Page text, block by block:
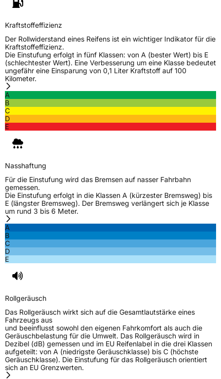
Kraftstoffeffizienz
Der Rollwiderstand eines Reifens ist ein wichtiger Indikator für die
Kraftstoffeffizienz.
Die Einstufung erfolgt in fünf Klassen: von A (bester Wert) bis E
(schlechtester Wert). Eine Verbesserung um eine Klasse bedeutet
ungefähr eine Einsparung von 0,1 Liter Kraftstoff auf 100
Kilometer.
A
B
C
D
E
Nasshaftung
Für die Einstufung wird das Bremsen auf nasser Fahrbahn
gemessen.
Die Einstufung erfolgt in die Klassen A (kürzester Bremsweg) bis
E (längster Bremsweg). Der Bremsweg verlängert sich je Klasse
um rund 3 bis 6 Meter.
A
B
C
D
E
Rollgeräusch
Das Rollgeräusch wirkt sich auf die Gesamtlautstärke eines
Fahrzeugs aus
und beeinflusst sowohl den eigenen Fahrkomfort als auch die
Geräuschbelastung für die Umwelt. Das Rollgeräusch wird in
Dezibel (dB) gemessen und im EU Reifenlabel in die drei Klassen
aufgeteilt: von A (niedrigste Geräuschklasse) bis C (höchste
Geräuschklasse). Die Einstufung für das Rollgeräusch orientiert
sich an EU Grenzwerten.